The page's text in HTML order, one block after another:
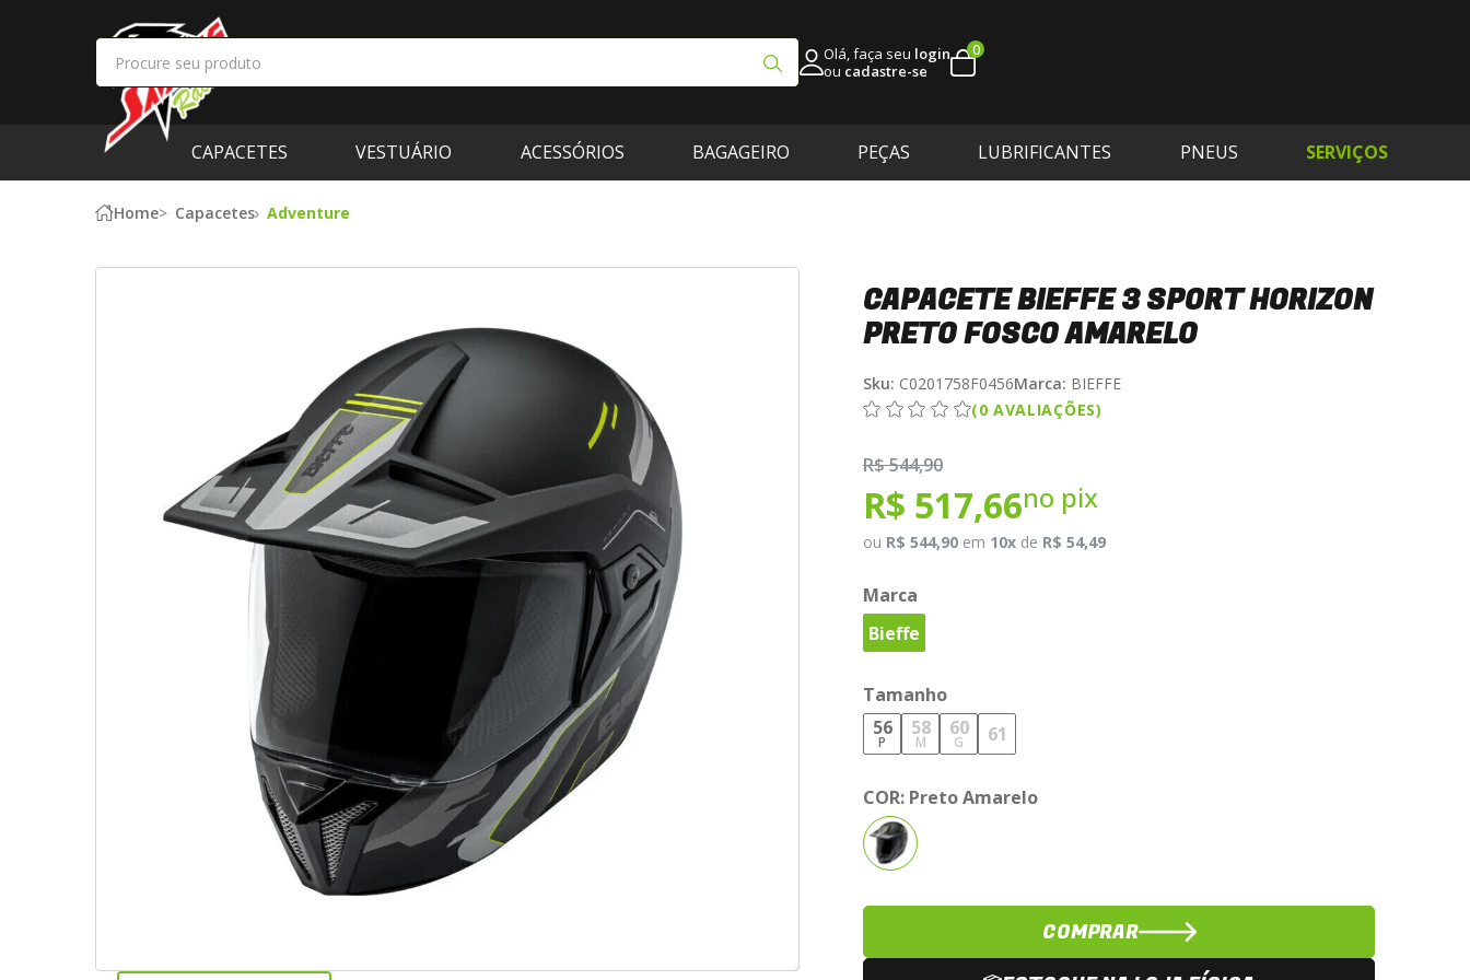
Olá, faça seu login
ou cadastre-se
0
CAPACETES VESTUÁRIO ACESSÓRIOS BAGAGEIRO PEÇAS LUBRIFICANTES PNEUS SERVIÇOS
Home Capacetes Adventure
CAPACETE BIEFFE 3 SPORT HORIZON
PRETO FOSCO AMARELO
Sku: C0201758F0456Marca: BIEFFE
(0 AVALIAÇÕES)
R$ 544,90
R$ 517,66no pix
ou R$ 544,90 em 10x de R$ 54,49
Marca
Bieffe
Tamanho
56
P
58
M
60
G 61
COR: Preto Amarelo
COMPRAR